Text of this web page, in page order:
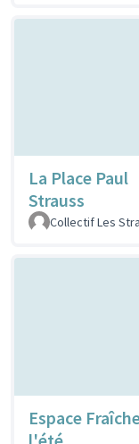
La Place Paul
Strauss
Collectif Les
Espace